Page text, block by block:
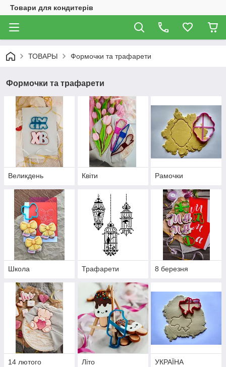
Товари для кондитерів
ТОВАРЫ Формочки та трафарети
Формочки та трафарети
Великдень Квіти Рамочки
Школа Трафарети 8 березня
14 лютого Літо УКРАЇНА